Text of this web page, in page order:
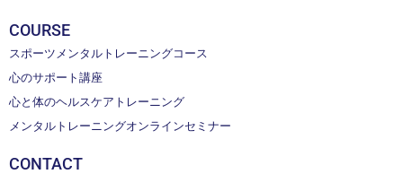
COURSE
スポーツメンタルトレーニングコース
心のサポート講座
心と体のヘルスケアトレーニング
メンタルトレーニングオンラインセミナー
CONTACT